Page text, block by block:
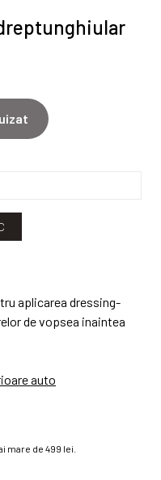
aplicarea dressing-
de vopsea inaintea
auto
mare de 499 lei.